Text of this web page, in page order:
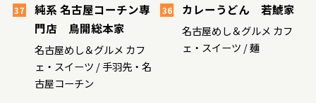
37
純系 名古屋コーチン専
門店 鳥開総本家
名古屋めし＆グルメ カフ
ェ・スイーツ / 手羽先・名
古屋コーチン
36 カレーうどん 若鯱家
名古屋めし＆グルメ カフ
ェ・スイーツ / 麺